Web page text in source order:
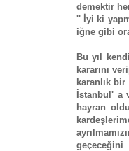
demektir
'' İyi ki
iğne gibi
Bu yıl
kararını
karanlık
İstanbul' a
hayran